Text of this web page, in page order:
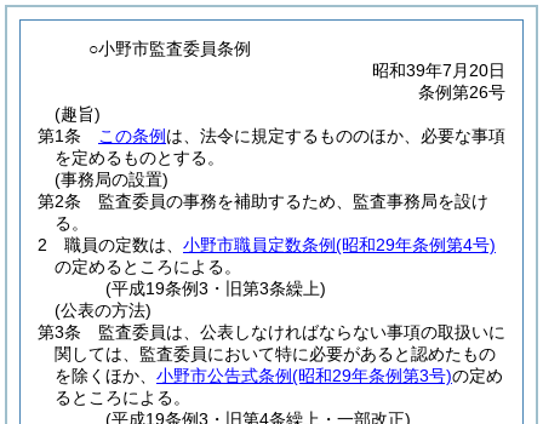
○小野市監査委員条例
昭和39年7月20日
条例第26号
(趣旨)
第1条
この条例 は、法令に規定するもののほか、必要な事項
を定めるものとする。
(事務局の設置)
第2条
監査委員の事務を補助するため、監査事務局を設け
る。
2
職員の定数は、 小野市職員定数条例(昭和29年条例第4号)
の定めるところによる。
(平成19条例3・旧第3条繰上)
(公表の方法)
第3条
監査委員は、公表しなければならない事項の取扱いに
関しては、監査委員において特に必要があると認めたもの
を除くほか、 小野市公告式条例(昭和29年条例第3号)の定め
るところによる。
(平成19条例3・旧第4条繰上・一部改正)